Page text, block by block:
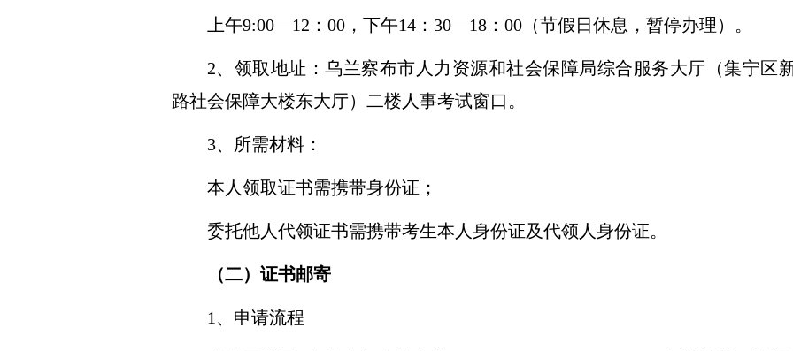
上午9:00—12：00，下午14：30—18：00（节假日休息，暂停办理）。
2、领取地址 ：乌兰察布市人力资源和社会保障局综合服务大厅（集宁区
路社会保障大楼东大厅）二楼人事考试窗口。
3、 所需材料：
本人领取证书需携带身份证 ；
委托他人代领证书需携带考生本人身份证及代领人身份证。
（二） 证书邮寄
1、 申请流程